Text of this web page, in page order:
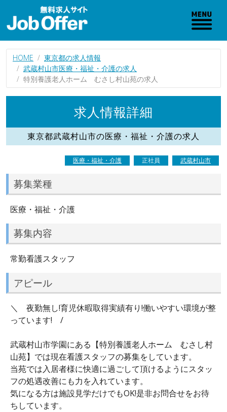
HOME
東京都の求人情報
武蔵村山市医療・福祉・介護の求人
特別養護老人ホーム むさし村山苑の求人
求人情報詳細
東京都武蔵村山市の医療・福祉・介護の求人
医療・福祉・介護 正社員 武蔵村山市
募集業種
医療・福祉・介護
募集内容
常勤看護スタッフ
アピール
＼ 夜勤無し!育児休暇取得実績有り!働いやすい環境が整
っています! /
武蔵村山市学園にある【特別養護老人ホーム むさし村
山苑】では現在看護スタッフの募集をしています。
当苑では入居者様に快適に過ごして頂けるようにスタッ
フの処遇改善にも力を入れています。
気になる方は施設見学だけでもOK!是非お問合せをお待
ちしています。